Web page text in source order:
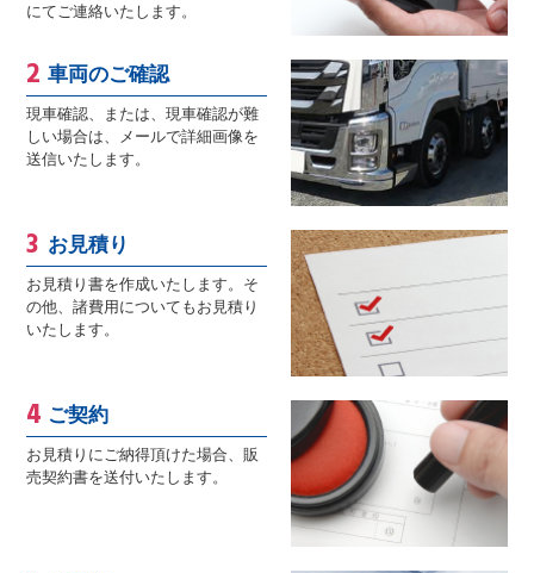
にてご連絡いたします。
車両のご確認
現車確認、または、現車確認が難
しい場合は、メールで詳細画像を
送信いたします。
お見積り
お見積り書を作成いたします。そ
の他、諸費用についてもお見積り
いたします。
ご契約
お見積りにご納得頂けた場合、販
売契約書を送付いたします。